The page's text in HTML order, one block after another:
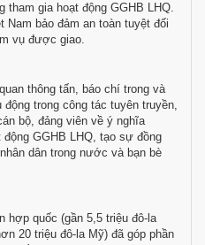
gia hoạt động GGHB LHQ.
bảo đảm an toàn tuyệt đối
vụ được giao.
thông tấn, báo chí trong và
trong công tác tuyên truyền,
bộ, đảng viên về ý nghĩa
GGHB LHQ, tạo sự đồng
dân trong nước và bạn bè
hợp quốc (gần 5,5 triệu đô-la
20 triệu đô-la Mỹ) đã góp phần